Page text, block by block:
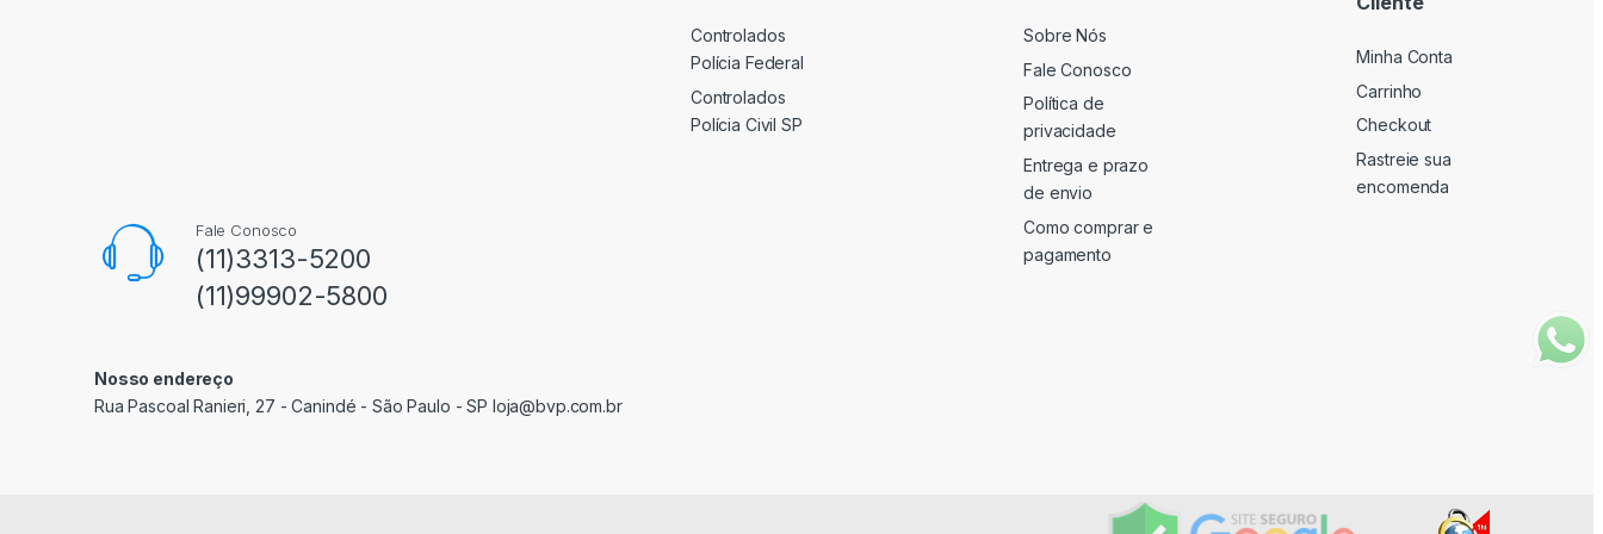
Fale Conosco
(11)3313-5200
(11)99902-5800
Nosso endereço
Rua Pascoal Ranieri, 27 - Canindé - São Paulo - SP loja@bvp.com.br
Controlados
Polícia Federal
Controlados
Polícia Civil SP
Sobre Nós
Fale Conosco
Política de
privacidade
Entrega e prazo
de envio
Como comprar e
pagamento
Minha Conta
Carrinho
Checkout
Rastreie sua
encomenda